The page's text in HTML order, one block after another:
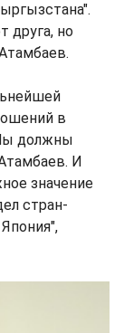
друга, но
в
должны
И
значение
стран-